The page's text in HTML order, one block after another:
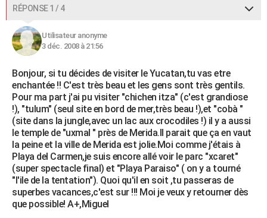
Carte de Noël
Carte Bonne année
Carte Saint-Valentin
Carte Pâques
Carte d'anniversaire
DICTIONNAIRE
COPAINS D'AVANT
S'inscrire
Se connecter
Lycées
Collèges
Primaires
Universités
Entreprises
Service militaire
Avis de recherche
AVIS DE DÉCÈS
FORUM
Bricolage
Lifestyle
Culture
Sport
Auto
Television
Voyage
Cinema
RÉPONSE 1 / 4
Utilisateur anonyme
3 déc. 2008 à 21:56
Bonjour, si tu décides de visiter le Yucatan,tu vas etre
enchantée !! C'est très beau et les gens sont très gentils.
Pour ma part j'ai pu visiter "chichen itza" (c'est grandiose
!), "tulum" (seul site en bord de mer,très beau !),et "cobà "
(site dans la jungle,avec un lac aux crocodiles !) il y a aussi
le temple de "uxmal " près de Merida.Il parait que ça en vaut
la peine et la ville de Merida est jolie.Moi comme j'étais à
Playa del Carmen,je suis encore allé voir le parc "xcaret"
(super spectacle final) et "Playa Paraiso" ( on y a tourné
"l'ile de la tentation"). Quoi qu'il en soit ,tu passeras de
superbes vacances,c'est sur !!! Moi je veux y retourner dès
que possible! A+,Miguel